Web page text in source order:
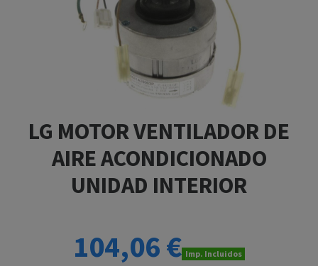
LG MOTOR VENTILADOR DE
AIRE ACONDICIONADO
UNIDAD INTERIOR
104,06 € Imp. Incluidos